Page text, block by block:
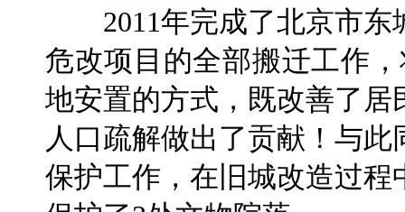
2011年完成了北京市东
危改项目的全部搬迁工作
地安置的方式，既改善了
人口疏解做出了贡献！与
保护工作，在旧城改造过